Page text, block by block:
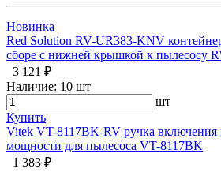
Новинка
Red Solution RV-UR383-KNV
сборе с нижней крышкой к пылесосу
3 121 ₽
Наличие: 10 шт
шт
Купить
Vitek VT-8117BK-RV ручка включения
мощности для пылесоса VT-8117BK
1 383 ₽